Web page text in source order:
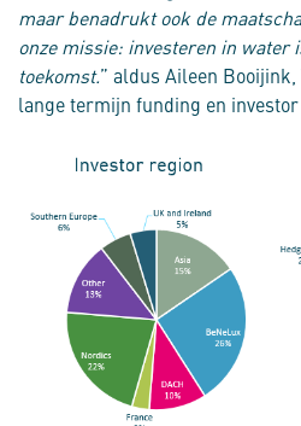
maar benadrukt ook de
onze missie: investeren in water
toekomst.” aldus Aileen
lange termijn funding en